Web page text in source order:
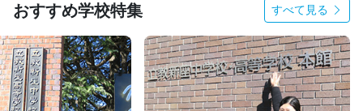
おすすめ学校特集 すべて見る